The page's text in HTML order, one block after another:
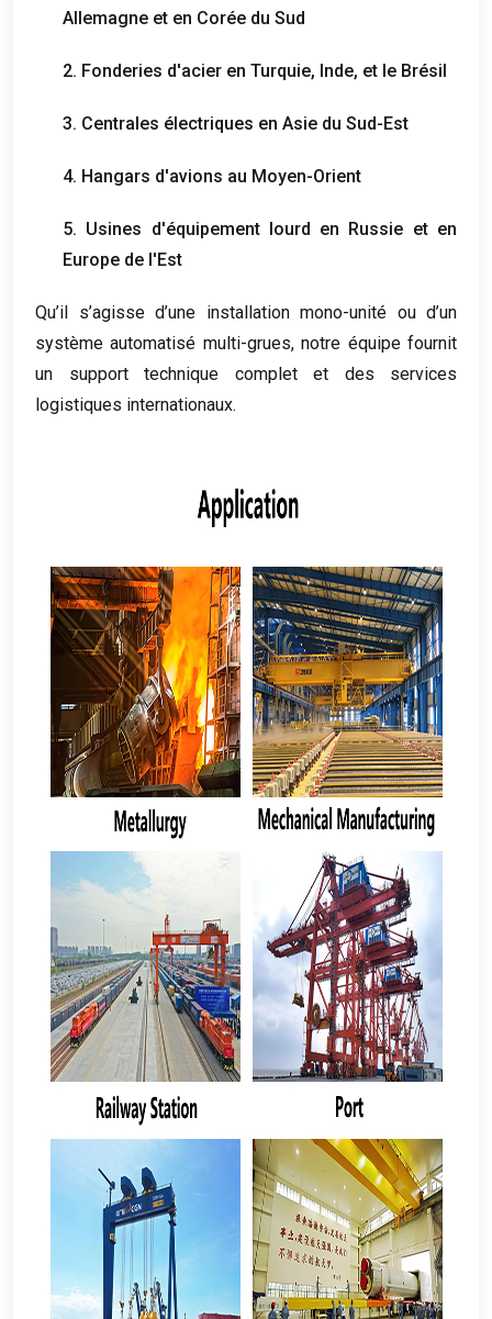
Allemagne et en Corée du Sud
2. Fonderies d'acier en Turquie, Inde, et le Brésil
3. Centrales électriques en Asie du Sud-Est
4. Hangars d'avions au Moyen-Orient
5. Usines d'équipement lourd en Russie et en
Europe de l'Est
Qu’il s’agisse d’une installation mono-unité ou d’un
système automatisé multi-grues, notre équipe fournit
un support technique complet et des services
logistiques internationaux.